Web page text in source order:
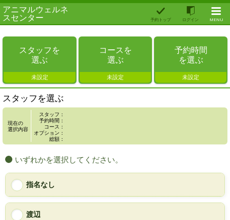
アニマルウェルネ
スセンター 予約トップ ログイン MENU
スタッフを
選ぶ
未設定
コースを
選ぶ
未設定
予約時間
を選ぶ
未設定
スタッフを選ぶ
現在の
選択内容
スタッフ：
予約時間：
コース：
オプション：
総額：
いずれかを選択してください。
指名なし
渡辺